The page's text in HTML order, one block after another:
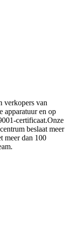
verkopers van
apparatuur en op
certificaat.Onze
beslaat meer
meer dan 100